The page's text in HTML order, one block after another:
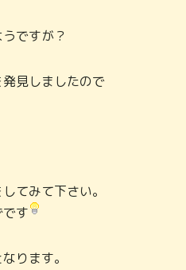
ですが？
見しましたので
てみて下さい。
す
ります。